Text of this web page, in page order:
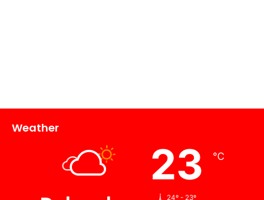
Weather
23 ℃
24º - 23º